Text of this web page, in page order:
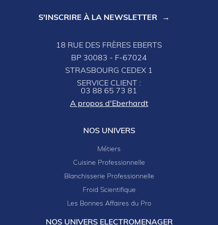
S'INSCRIRE À LA NEWSLETTER
18 RUE DES FRÈRES EBERTS
BP 30083 - F-67024
STRASBOURG CEDEX 1
SERVICE CLIENT :
03 88 65 73 81
A propos d'Eberhardt
NOS UNIVERS
Métiers
Cuisine Professionnelle
Blanchisserie Professionnelle
Froid Scientifique
Les Bonnes Affaires du Pro
NOS UNIVERS ELECTROMENAGER